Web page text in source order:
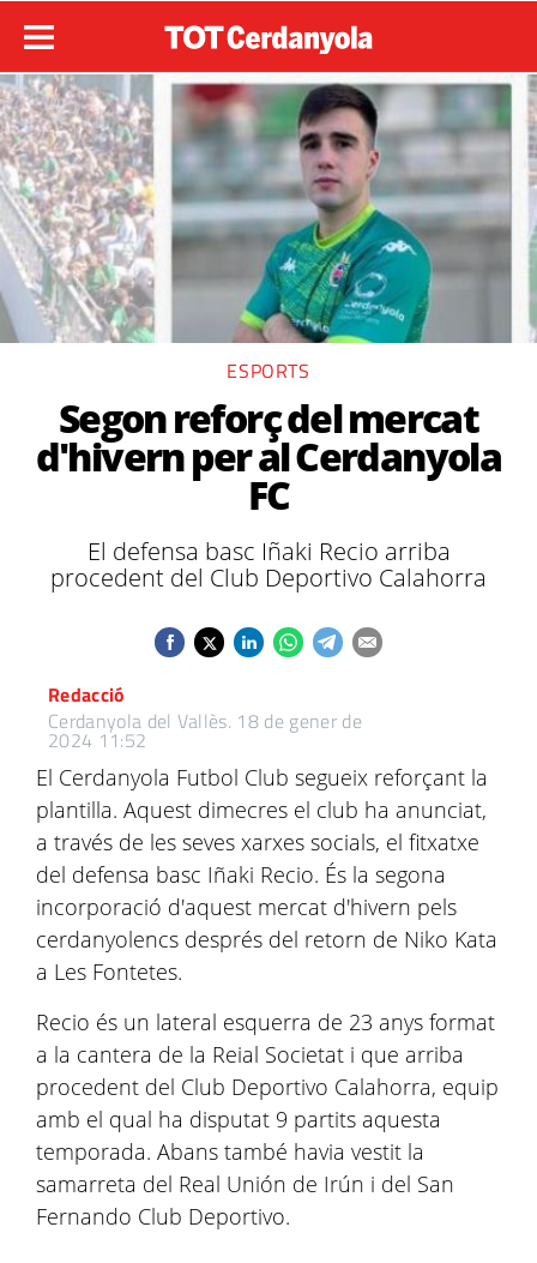
ESPORTS
Segon reforç del mercat
d'hivern per al Cerdanyola
FC
El defensa basc Iñaki Recio arriba
procedent del Club Deportivo Calahorra
Redacció
Cerdanyola del Vallès. 18 de gener de
2024 11:52
El Cerdanyola Futbol Club segueix reforçant la
plantilla. Aquest dimecres el club ha anunciat,
a través de les seves xarxes socials, el fitxatxe
del defensa basc Iñaki Recio. És la segona
incorporació d'aquest mercat d'hivern pels
cerdanyolencs després del retorn de Niko Kata
a Les Fontetes.
Recio és un lateral esquerra de 23 anys format
a la cantera de la Reial Societat i que arriba
procedent del Club Deportivo Calahorra, equip
amb el qual ha disputat 9 partits aquesta
temporada. Abans també havia vestit la
samarreta del Real Unión de Irún i del San
Fernando Club Deportivo.